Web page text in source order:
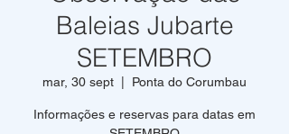
Baleias Jubarte
SETEMBRO
mar, 30 sept Ponta do Corumbau
Informações e reservas para datas em